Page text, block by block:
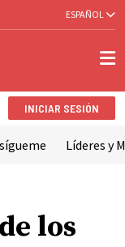
ESPAÑOL
INICIAR SESIÓN
Líderes y
los